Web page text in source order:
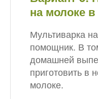
на молоке
Мультиварка
помощник. В
домашней
приготовить в
молоке.